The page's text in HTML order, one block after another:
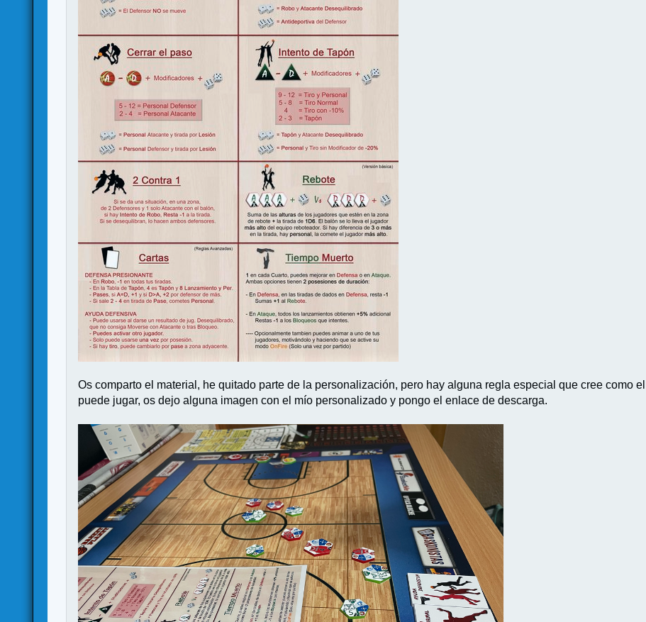
Os comparto el material, he quitado parte de la personalización, pero hay alguna regla especial que cree como
puede jugar, os dejo alguna imagen con el mío personalizado y pongo el enlace de descarga.